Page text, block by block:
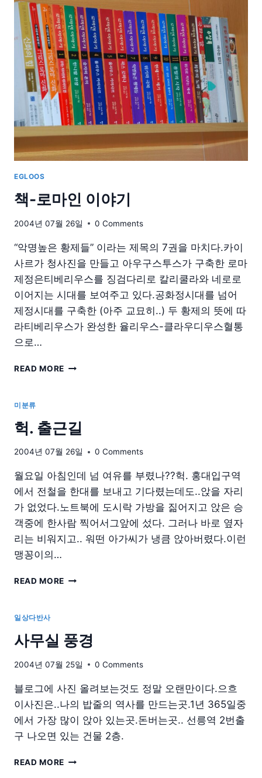
자
EGLOOS
책-로마인 이야기
2004년 07월 26일 0 Comments
“악명높은 황제들” 이라는 제목의 7권을 마치다.카이
사르가 청사진을 만들고 아우구스투스가 구축한 로마
제정은티베리우스를 징검다리로 칼리쿨라와 네로로
이어지는 시대를 보여주고 있다.공화정시대를 넘어
제정시대를 구축한 (아주 교묘히..) 두 황제의 뜻에 따
라티베리우스가 완성한 율리우스-클라우디우스혈통
으로…
READ MORE 책-
야
미분류
헉. 출근길
2004년 07월 26일 0 Comments
월요일 아침인데 넘 여유를 부렸나??헉. 홍대입구역
에서 전철을 한대를 보내고 기다렸는데도..앉을 자리
가 없었다.노트북에 도시락 가방을 짊어지고 앉은 승
객중에 한사람 찍어서그앞에 섰다. 그러나 바로 옆자
리는 비워지고.. 워떤 아가씨가 냉큼 앉아버렸다.이런
맹꽁이의…
READ MORE 헉.
일상다반사
사무실 풍경
2004년 07월 25일 0 Comments
블로그에 사진 올려보는것도 정말 오랜만이다.으흐
이사진은..나의 밥줄의 역사를 만드는곳.1년 365일중
에서 가장 많이 앉아 있는곳.돈버는곳.. 선릉역 2번출
구 나오면 있는 건물 2층.
READ MORE